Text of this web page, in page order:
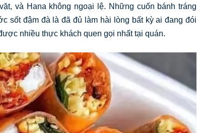
và Hana không ngoại lệ. Những cuốn bánh tráng
sốt đậm đà là đã đủ làm hài lòng bất kỳ ai đang đói
nhiều thực khách quen gọi nhất tại quán.